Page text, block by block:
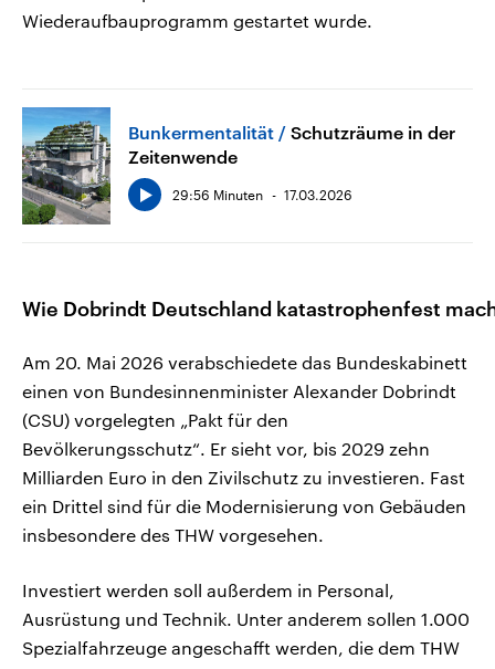
Wiederaufbauprogramm gestartet wurde.
Bunkermentalität
Schutzräume in der
Zeitenwende
29:56 Minuten 17.03.2026
Wie Dobrindt Deutschland katastrophenfest
Am 20. Mai 2026 verabschiedete das Bundeskabinett
einen von Bundesinnenminister Alexander Dobrindt
(CSU) vorgelegten „Pakt für den
Bevölkerungsschutz“. Er sieht vor, bis 2029 zehn
Milliarden Euro in den Zivilschutz zu investieren. Fast
ein Drittel sind für die Modernisierung von Gebäuden
insbesondere des THW vorgesehen.
Investiert werden soll außerdem in Personal,
Ausrüstung und Technik. Unter anderem sollen 1.000
Spezialfahrzeuge angeschafft werden, die dem THW